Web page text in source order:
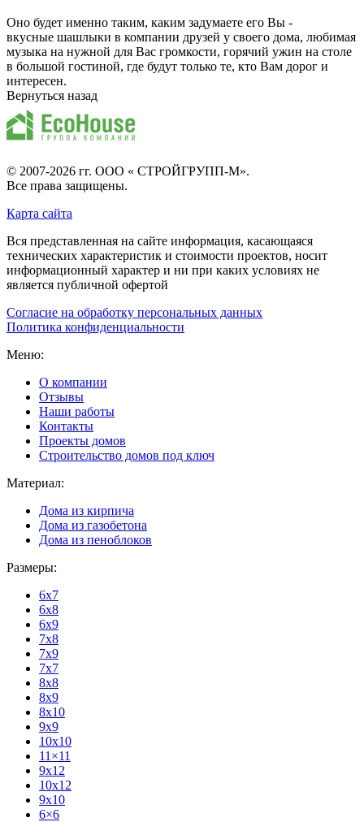
Оно будет именно таким, каким задумаете его Вы -
вкусные шашлыки в компании друзей у своего дома, любимая
музыка на нужной для Вас громкости, горячий ужин на столе
в большой гостиной, где будут только те, кто Вам дорог и
интересен.
Вернуться назад
© 2007-2026 гг. ООО « СТРОЙГРУПП-М».
Все права защищены.
Карта сайта
Вся представленная на сайте информация, касающаяся
технических характеристик и стоимости проектов, носит
информационный характер и ни при каких условиях не
является публичной офертой
Согласие на обработку персональных данных
Политика конфиденциальности
Меню:
О компании
Отзывы
Наши работы
Контакты
Проекты домов
Строительство домов под ключ
Материал:
Дома из кирпича
Дома из газобетона
Дома из пеноблоков
Размеры:
6x7
6x8
6x9
7x8
7x9
7x7
8x8
8x9
8x10
9x9
10x10
11×11
9x12
10x12
9x10
6×6